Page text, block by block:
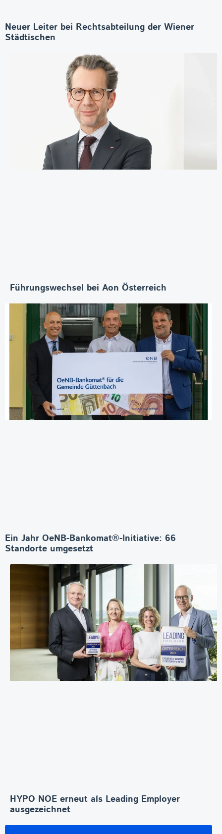
Neuer Leiter bei Rechtsabteilung der Wiener
Städtischen
Führungswechsel bei Aon Österreich
Ein Jahr OeNB-Bankomat®-Initiative: 66
Standorte umgesetzt
HYPO NOE erneut als Leading Employer
ausgezeichnet